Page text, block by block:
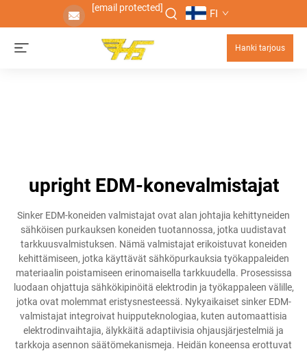
[email protected] FI
Hanki tarjous
upright EDM-konevalmistajat
Sinker EDM-koneiden valmistajat ovat alan johtajia kehittyneiden
sähköisen purkauksen koneiden tuotannossa, jotka uudistavat
tarkkuusvalmistuksen. Nämä valmistajat erikoistuvat koneiden
kehittämiseen, jotka käyttävät sähköpurkauksia työkappaleiden
materiaalin poistamiseen erinomaisella tarkkuudella. Prosessissa
luodaan ohjattuja sähkökipinöitä elektrodin ja työkappaleen välille,
jotka ovat molemmat eristysnesteessä. Nykyaikaiset sinker EDM-
valmistajat integroivat huipputeknologiaa, kuten automaattisia
elektrodinvaihtajia, älykkäitä adaptiivisia ohjausjärjestelmiä ja
tarkkoja asennon säätömekanismeja. Heidän koneensa erottuvat